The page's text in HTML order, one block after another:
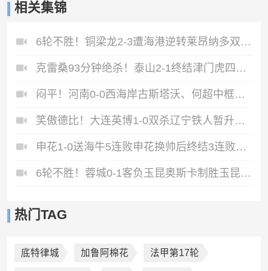
相关集锦
6轮不胜！铜梁龙2-3遭海港逆转莱昂纳多双响海港甩开降级区7分
克雷桑93分钟绝杀！泰山2-1终结津门虎四连胜，刘洋、哈达斯破门
闷平！河南0-0西海岸古斯塔沃、何超中框阿布拉汗替补席染红
笑傲德比！大连英博1-0双杀辽宁铁人暂升第2斯坦丘远射制胜
申花1-0送海牛5连败申花换帅后终结3连败阿苏埃助攻徐皓阳制胜
6轮不胜！蓉城0-1客负玉昆奥斯卡制胜玉昆暂第三蓉城全场1射正
热门TAG
底特律城 加鲁阿棉花 法甲第17轮